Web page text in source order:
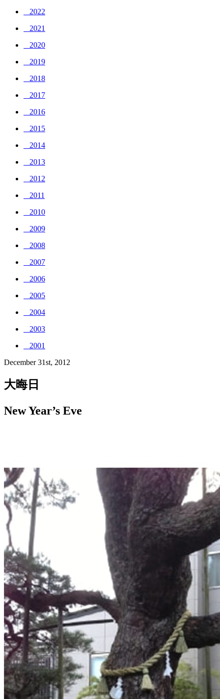
_ 2022
_ 2021
_ 2020
_ 2019
_ 2018
_ 2017
_ 2016
_ 2015
_ 2014
_ 2013
_ 2012
_ 2011
_ 2010
_ 2009
_ 2008
_ 2007
_ 2006
_ 2005
_ 2004
_ 2003
_ 2001
December 31st, 2012
大晦日
New Year’s Eve